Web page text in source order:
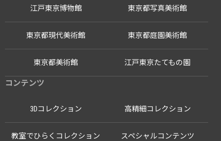
江戸東京博物館
江戸東京たてもの園
東京都写真美術館
東京都現代美術館 東京都庭園美術館
東京都美術館
コンテンツ
3Dコレクション 高精細コレクション
教室でひらくコレクション スペシャルコンテンツ